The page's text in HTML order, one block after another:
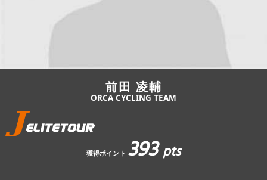
JBCF ROAD SERIESとは
前田 凌輔
ORCA CYCLING TEAM
獲得ポイント 393pts